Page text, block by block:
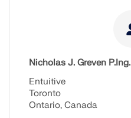
Nicholas J. Greven P.Ing.
Entuitive
Toronto
Ontario, Canada